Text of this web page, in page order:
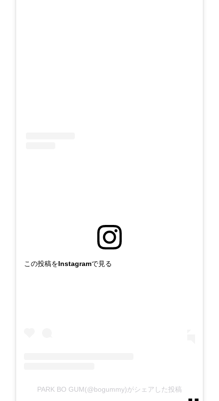
この投稿をInstagramで見る
PARK BO GUM(@bogummy)がシェアした投稿